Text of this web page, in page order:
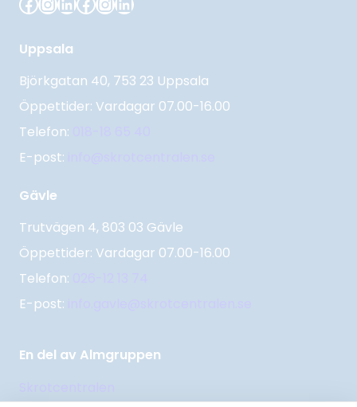
Uppsala
Björkgatan 40, 753 23 Uppsala
Öppettider: Vardagar 07.00-16.00
Telefon:
E-post:
Gävle
Trutvägen 4, 803 03 Gävle
Öppettider: Vardagar 07.00-16.00
Telefon:
E-post:
En del av Almgruppen